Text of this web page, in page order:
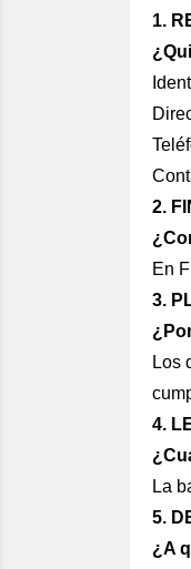
1.
2.
En
3.
Los
4.
La
5.
¿A